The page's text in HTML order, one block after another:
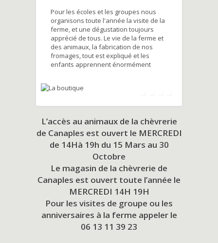
Pour les écoles et les groupes nous
organisons toute l'année la visite de la
ferme, et une dégustation toujours
apprécié de tous. Le vie de la ferme et
des animaux, la fabrication de nos
fromages, tout est expliqué et les
enfants apprennent énormément
L’accès au animaux de la chèvrerie
de Canaples est ouvert le MERCREDI
de 14Hà 19h du 15 Mars au 30
Octobre
Le magasin de la chèvrerie de
Canaples est ouvert toute l’année le
MERCREDI 14H 19H
Pour les visites de groupe ou les
anniversaires à la ferme appeler le
06 13 11 39 23